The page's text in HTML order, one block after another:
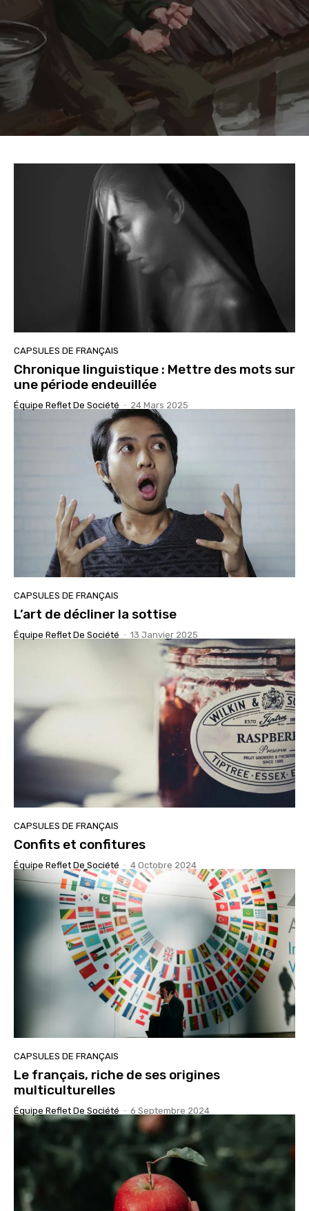
CAPSULES DE FRANÇAIS
Chronique linguistique : Mettre des mots sur
une période endeuillée
Équipe Reflet De Société - 24 Mars 2025
CAPSULES DE FRANÇAIS
L’art de décliner la sottise
Équipe Reflet De Société - 13 Janvier 2025
CAPSULES DE FRANÇAIS
Confits et confitures
Équipe Reflet De Société - 4 Octobre 2024
CAPSULES DE FRANÇAIS
Le français, riche de ses origines
multiculturelles
Équipe Reflet De Société - 6 Septembre 2024